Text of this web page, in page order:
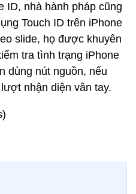
ID, nhà hành pháp cũng
Touch ID trên iPhone
slide, họ được khuyên
tra tình trạng iPhone
dùng nút nguồn, nếu
nhận diện vân tay.